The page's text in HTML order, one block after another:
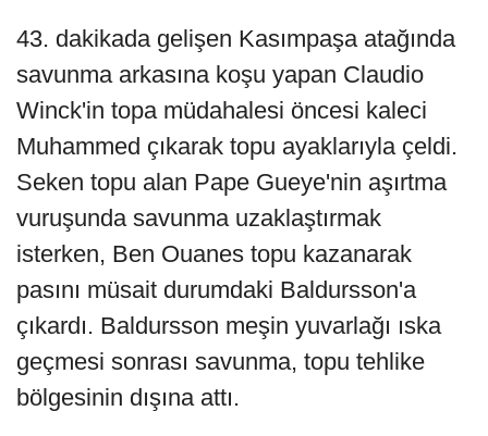
43. dakikada gelişen Kasımpaşa atağında
savunma arkasına koşu yapan Claudio
Winck'in topa müdahalesi öncesi kaleci
Muhammed çıkarak topu ayaklarıyla çeldi.
Seken topu alan Pape Gueye'nin aşırtma
vuruşunda savunma uzaklaştırmak
isterken, Ben Ouanes topu kazanarak
pasını müsait durumdaki Baldursson'a
çıkardı. Baldursson meşin yuvarlağı ıska
geçmesi sonrası savunma, topu tehlike
bölgesinin dışına attı.